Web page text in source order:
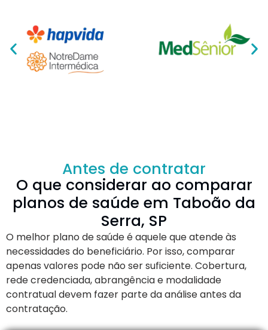
Antes de contratar
O que considerar ao comparar
planos de saúde em Taboão da
Serra, SP
O melhor plano de saúde é aquele que atende às
necessidades do beneficiário. Por isso, comparar
apenas valores pode não ser suficiente. Cobertura,
rede credenciada, abrangência e modalidade
contratual devem fazer parte da análise antes da
contratação.